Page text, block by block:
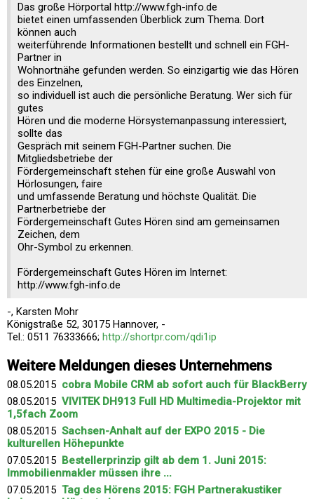
Das große Hörportal http://www.fgh-info.de
bietet einen umfassenden Überblick zum Thema. Dort
können auch
weiterführende Informationen bestellt und schnell ein FGH-
Partner in
Wohnortnähe gefunden werden. So einzigartig wie das Hören
des Einzelnen,
so individuell ist auch die persönliche Beratung. Wer sich für
gutes
Hören und die moderne Hörsystemanpassung interessiert,
sollte das
Gespräch mit seinem FGH-Partner suchen. Die
Mitgliedsbetriebe der
Fördergemeinschaft stehen für eine große Auswahl von
Hörlosungen, faire
und umfassende Beratung und höchste Qualität. Die
Partnerbetriebe der
Fördergemeinschaft Gutes Hören sind am gemeinsamen
Zeichen, dem
Ohr-Symbol zu erkennen.
Fördergemeinschaft Gutes Hören im Internet:
http://www.fgh-info.de
-, Karsten Mohr
Königstraße 52, 30175 Hannover, -
Tel.: 0511 76333666; http://shortpr.com/qdi1ip
Weitere Meldungen dieses Unternehmens
08.05.2015 cobra Mobile CRM ab sofort auch für BlackBerry
08.05.2015 VIVITEK DH913 Full HD Multimedia-Projektor mit
1,5fach Zoom
08.05.2015 Sachsen-Anhalt auf der EXPO 2015 - Die
kulturellen Höhepunkte
07.05.2015 Bestellerprinzip gilt ab dem 1. Juni 2015:
Immobilienmakler müssen ihre ...
07.05.2015 Tag des Hörens 2015: FGH Partnerakustiker